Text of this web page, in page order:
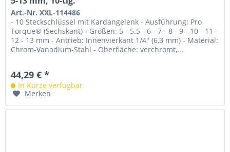
Art.-Nr. XXL-114486
- 10 Steckschlüssel mit Kardangelenk - Ausführung: Pro
Torque® (Sechskant) - Größen: 5 - 5.5 - 6 - 7 - 8 - 9 - 10 - 11 -
12 - 13 mm - Antrieb: Innenvierkant 1/4" (6,3 mm) - Material:
Chrom-Vanadium-Stahl - Oberfläche: verchromt,...
44,29 € *
In Kürze verfügbar
Merken